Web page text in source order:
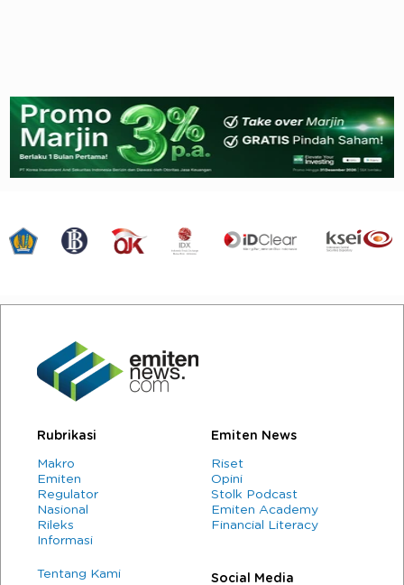
Rubrikasi
Makro
Emiten
Regulator
Nasional
Rileks
Informasi
Emiten News
Riset
Opini
Stolk Podcast
Emiten Academy
Financial Literacy
Tentang Kami
Social Media